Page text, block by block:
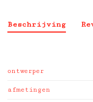
Beschrijving
ontwerper
afmetingen